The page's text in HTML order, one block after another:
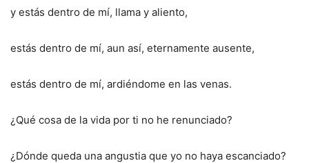
y estás dentro de mí, llama y aliento,
estás dentro de mí, aun así, eternamente ausente,
estás dentro de mí, ardiéndome en las venas.
¿Qué cosa de la vida por ti no he renunciado?
¿Dónde queda una angustia que yo no haya escanciado?